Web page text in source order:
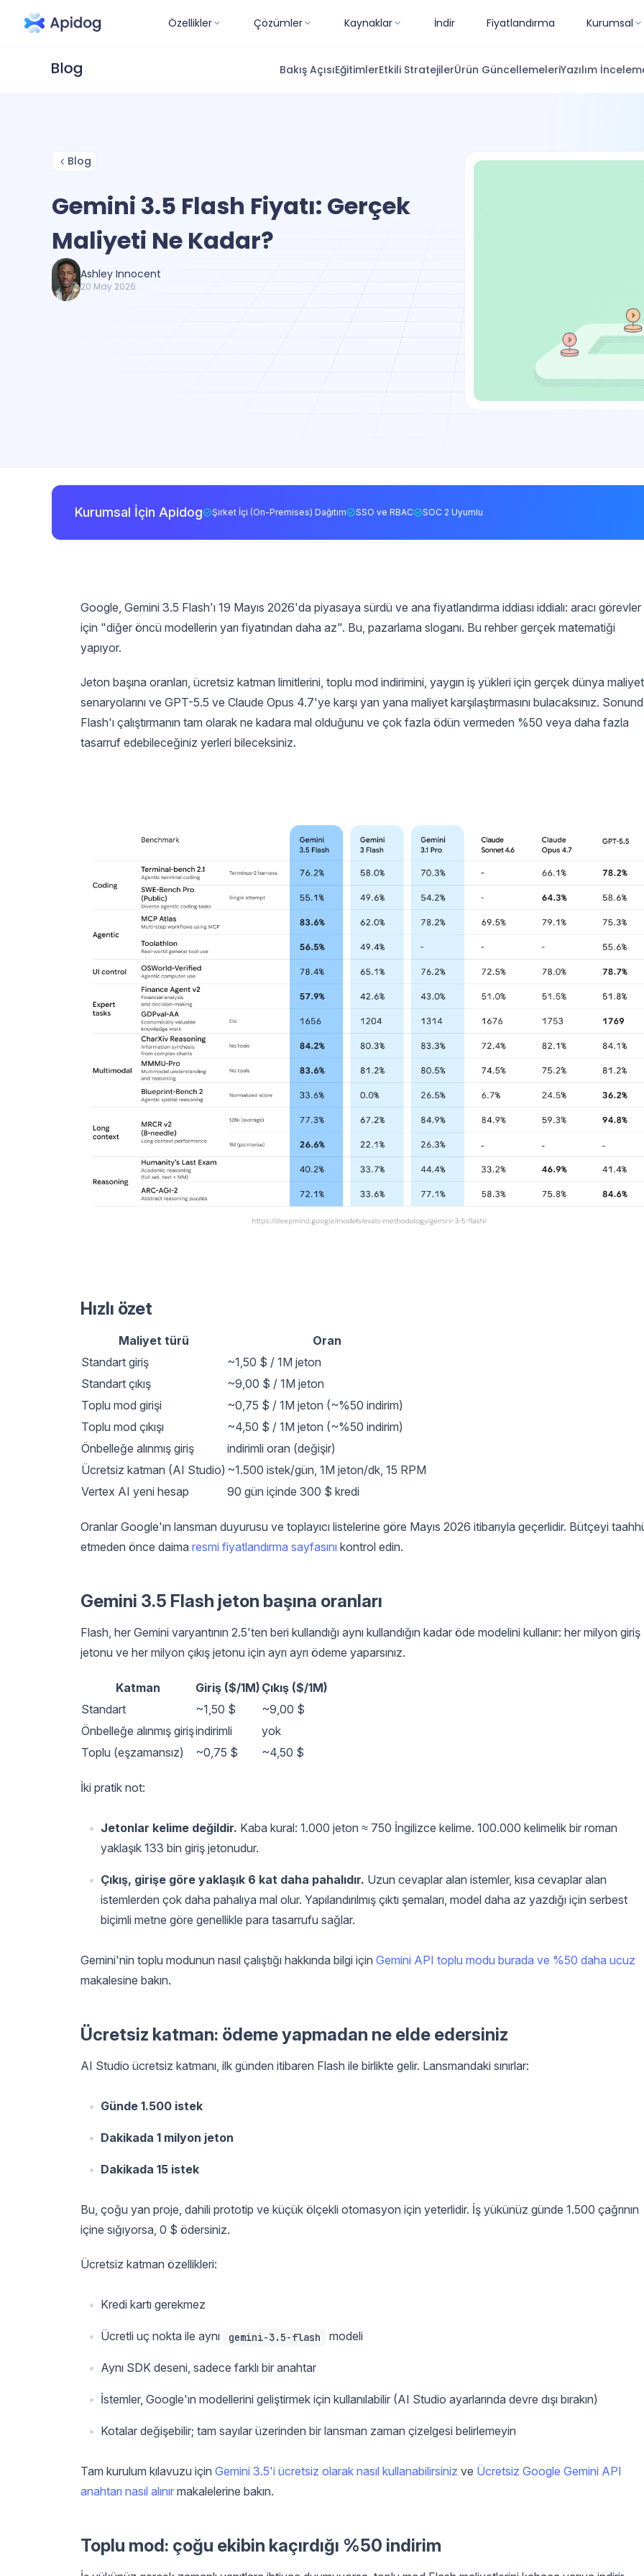
Özellikler Çözümler Kaynaklar İndir Fiyatlandırma Kurumsal
Bakış AçısıEğitimlerEtkili StratejilerÜrün GüncellemeleriYazılım
Blog
Gemini 3.5 Flash Fiyatı: Gerçek
Maliyeti Ne Kadar?
Ashley Innocent
20 May 2026
Kurumsal İçin Apidog Şirket İçi (On-Premises) Dağıtım SSO ve RBAC SOC 2 Uyumlu
Google, Gemini 3.5 Flash'ı 19 Mayıs 2026'da piyasaya sürdü ve ana fiyatlandırma iddiası iddialı: aracı görevler
için "diğer öncü modellerin yarı fiyatından daha az". Bu, pazarlama sloganı. Bu rehber gerçek matematiği
yapıyor.
Jeton başına oranları, ücretsiz katman limitlerini, toplu mod indirimini, yaygın iş yükleri için gerçek dünya maliyet
senaryolarını ve GPT-5.5 ve Claude Opus 4.7'ye karşı yan yana maliyet karşılaştırmasını bulacaksınız.
Flash'ı çalıştırmanın tam olarak ne kadara mal olduğunu ve çok fazla ödün vermeden %50 veya daha fazla
tasarruf edebileceğiniz yerleri bileceksiniz.
Hızlı özet
Maliyet türü
Oran
Standart giriş
~1,50 $ / 1M jeton
Standart çıkış
~9,00 $ / 1M jeton
Toplu mod girişi
~0,75 $ / 1M jeton (~%50 indirim)
Toplu mod çıkışı
~4,50 $ / 1M jeton (~%50 indirim)
Önbelleğe alınmış giriş
indirimli oran (değişir)
Ücretsiz katman (AI Studio) ~1.500 istek/gün, 1M jeton/dk, 15 RPM
Vertex AI yeni hesap
90 gün içinde 300 $ kredi
Oranlar Google'ın lansman duyurusu ve toplayıcı listelerine göre Mayıs 2026 itibarıyla geçerlidir. Bütçeyi
etmeden önce daima resmi fiyatlandırma sayfasını kontrol edin.
Gemini 3.5 Flash jeton başına oranları
Flash, her Gemini varyantının 2.5'ten beri kullandığı aynı kullandığın kadar öde modelini kullanır: her milyon giriş
jetonu ve her milyon çıkış jetonu için ayrı ayrı ödeme yaparsınız.
Katman Giriş ($/1M) Çıkış ($/1M)
Standart
~1,50 $
~9,00 $
Önbelleğe alınmış girişindirimli
yok
Toplu (eşzamansız)
~0,75 $ ~4,50 $
İki pratik not:
Jetonlar kelime değildir. Kaba kural: 1.000 jeton ≈ 750 İngilizce kelime. 100.000 kelimelik bir roman
yaklaşık 133 bin giriş jetonudur.
Çıkış, girişe göre yaklaşık 6 kat daha pahalıdır. Uzun cevaplar alan istemler, kısa cevaplar alan
istemlerden çok daha pahalıya mal olur. Yapılandırılmış çıktı şemaları, model daha az yazdığı için serbest
biçimli metne göre genellikle para tasarrufu sağlar.
Gemini'nin toplu modunun nasıl çalıştığı hakkında bilgi için Gemini API toplu modu burada ve %50 daha ucuz
makalesine bakın.
Ücretsiz katman: ödeme yapmadan ne elde edersiniz
AI Studio ücretsiz katmanı, ilk günden itibaren Flash ile birlikte gelir. Lansmandaki sınırlar:
Günde 1.500 istek
Dakikada 1 milyon jeton
Dakikada 15 istek
Bu, çoğu yan proje, dahili prototip ve küçük ölçekli otomasyon için yeterlidir. İş yükünüz günde 1.500 çağrının
içine sığıyorsa, 0 $ ödersiniz.
Ücretsiz katman özellikleri:
Kredi kartı gerekmez
Ücretli uç nokta ile aynı gemini-3.5-flash modeli
Aynı SDK deseni, sadece farklı bir anahtar
İstemler, Google'ın modellerini geliştirmek için kullanılabilir (AI Studio ayarlarında devre dışı bırakın)
Kotalar değişebilir; tam sayılar üzerinden bir lansman zaman çizelgesi belirlemeyin
Tam kurulum kılavuzu için Gemini 3.5'i ücretsiz olarak nasıl kullanabilirsiniz ve Ücretsiz Google Gemini API
anahtarı nasıl alınır makalelerine bakın.
Toplu mod: çoğu ekibin kaçırdığı %50 indirim